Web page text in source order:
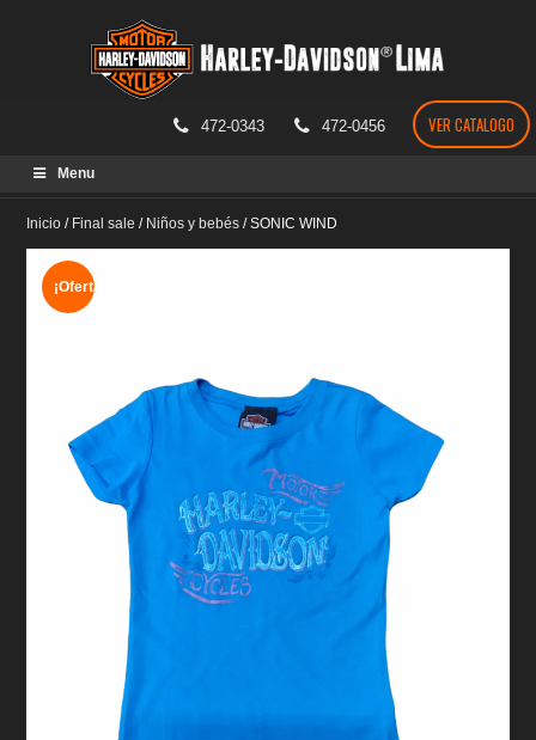
472-0343 472-0456 VER CATALOGO
Menu
Inicio / Final sale / Niños y bebés /SONIC WIND
¡Oferta!